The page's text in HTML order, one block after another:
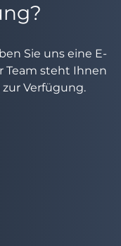
Sie uns eine E-
Team steht Ihnen
Verfügung.